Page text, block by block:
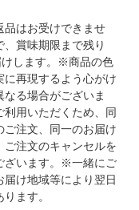
品はお受けできませ
賞味期限まで残り
します。※商品の色
再現するよう心がけ
る場合がございま
用いただくため、同
注文、同一のお届け
注文のキャンセルを
ざいます。※一緒にご
け地域等により翌日
ます。